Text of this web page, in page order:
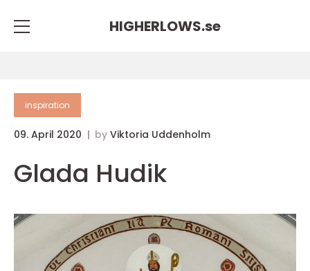
HIGHERLOWS.se
inspiration
09. April 2020 by Viktoria Uddenholm
Glada Hudik